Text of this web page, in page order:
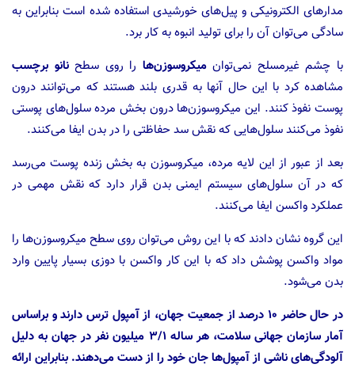
مدارهای الکترونیکی و پیل‌های خورشیدی استفاده شده است بنابراین به
سادگی می‌توان آن را برای تولید انبوه به کار برد.
با چشم غیرمسلح نمی‌توانمیکروسوزن‌ها را روی سطحنانو برچسب
مشاهده کرد با این حال آنها به قدری بلند هستند که می‌توانند درون
پوست نفوذ کنند. این میکروسوزن‌ها درون بخش مرده سلول‌های پوستی
نفوذ می‌کنند سلول‌هایی که نقش سد حفاظتی را در بدن ایفا می‌کنند.
بعد از عبور از این لایه مرده، میکروسوزن به بخش زنده پوست می‌رسد
که در آن سلول‌های سیستم ایمنی بدن قرار دارد که نقش مهمی در
عملکرد واکسن ایفا می‌کنند.
این گروه نشان دادند که با این روش می‌توان روی سطح میکروسوزن‌ها را
مواد واکسن پوشش داد که با این کار واکسن با دوزی بسیار پایین وارد
بدن می‌شود.
در حال حاضر ۱۰ درصد از جمعیت جهان، از آمپول ترس دارند و براساس
آمار سازمان جهانی سلامت، هر ساله ۳/۱ میلیون نفر در جهان به دلیل
آلودگی‌های ناشی از آمپول‌ها جان خود را از دست می‌دهند. بنابراین ارائه